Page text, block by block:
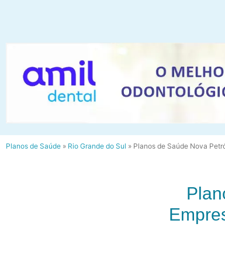
Planos de Saúde » Rio Grande do Sul » Planos de Saúde Nova